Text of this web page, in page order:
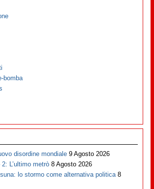
bomba
disordine mondiale 9 Agosto 2026
L’ultimo metrò 8 Agosto 2026
lo stormo come alternativa politica 8